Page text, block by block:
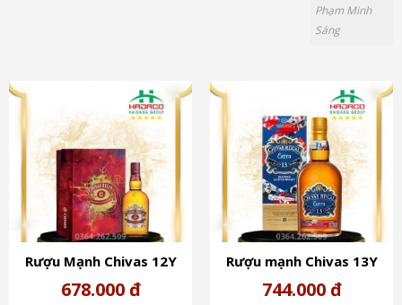
Phạm Minh
Sáng
Rượu Mạnh Chivas 12Y
Scotland 40%
678.000 đ
Rượu mạnh Chivas 13Y
Oloroso Sherry Cask đỏ
744.000 đ